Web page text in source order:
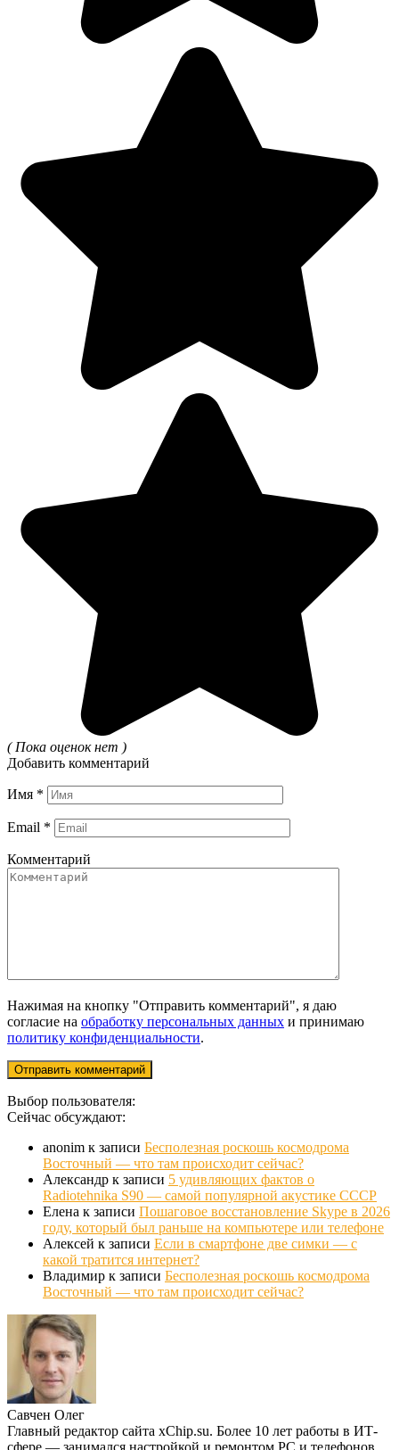
( Пока оценок нет )
Добавить комментарий
Имя *
Email *
Комментарий
Нажимая на кнопку "Отправить комментарий", я даю
согласие на обработку персональных данных и принимаю
политику конфиденциальности.
Выбор пользователя:
Сейчас обсуждают:
anonim к записи Бесполезная роскошь космодрома
Восточный — что там происходит сейчас?
Александр к записи 5 удивляющих фактов о
Radiotehnika S90 — самой популярной акустике СССР
Елена к записи Пошаговое восстановление Skype в 2026
году, который был раньше на компьютере или телефоне
Алексей к записи Если в смартфоне две симки — с
какой тратится интернет?
Владимир к записи Бесполезная роскошь космодрома
Восточный — что там происходит сейчас?
Савчен Олег
Главный редактор сайта xChip.su. Более 10 лет работы в ИТ-
сфере — занимался настройкой и ремонтом PC и телефонов.